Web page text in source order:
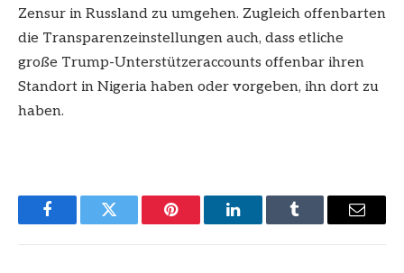
Zensur in Russland zu umgehen. Zugleich offenbarten
die Transparenzeinstellungen auch, dass etliche
große Trump-Unterstützeraccounts offenbar ihren
Standort in Nigeria haben oder vorgeben, ihn dort zu
haben.
FacebookTwitter Pinterest LinkedInTumblr Email